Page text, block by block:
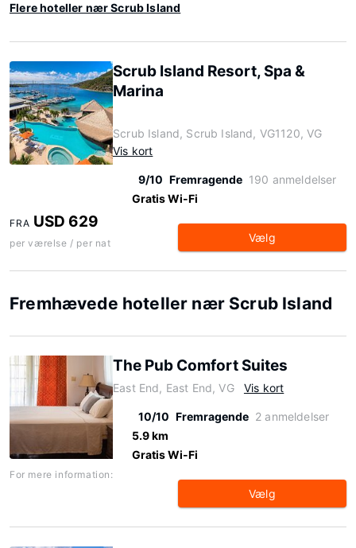
Flere hoteller nær Scrub Island
Scrub Island Resort, Spa &
Marina
Scrub Island, Scrub Island, VG1120, VG
Vis kort
9/10 Fremragende 190 anmeldelser
Gratis Wi-Fi
FRA USD 629
per værelse / per nat Vælg
Fremhævede hoteller nær Scrub Island
The Pub Comfort Suites
East End, East End, VG Vis kort
10/10 Fremragende 2 anmeldelser
5.9 km
Gratis Wi-Fi
For mere information:
Vælg